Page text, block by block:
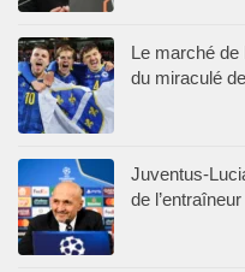
Le marché de
du miraculé
Juventus-
de l’entraîneur